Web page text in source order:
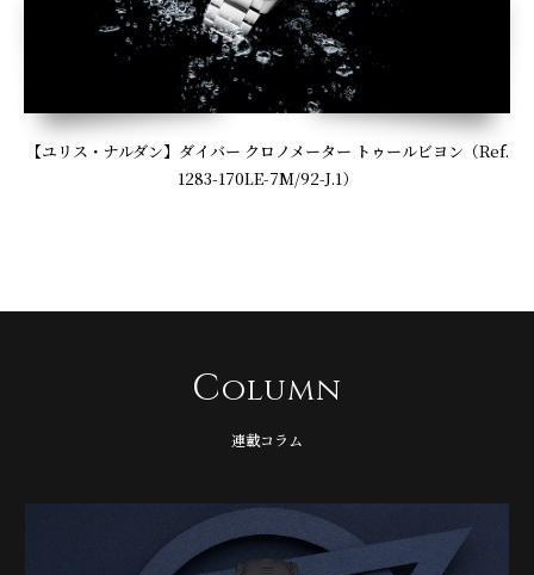
【ユリス・ナルダン】ダイバー クロノメーター トゥールビヨン（Ref.
1283-170LE-7M/92-J.1）
Column
連載コラム